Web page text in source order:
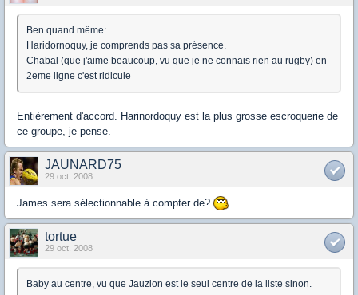
Ben quand même:
Haridornoquy, je comprends pas sa présence.
Chabal (que j'aime beaucoup, vu que je ne connais rien au rugby) en
2eme ligne c'est ridicule
Entièrement d'accord. Harinordoquy est la plus grosse escroquerie de
ce groupe, je pense.
JAUNARD75
29 oct. 2008
James sera sélectionnable à compter de?
tortue
29 oct. 2008
Baby au centre, vu que Jauzion est le seul centre de la liste sinon.